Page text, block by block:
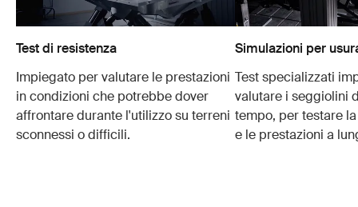
Test di resistenza
Impiegato per valutare le prestazioni
in condizioni che potrebbe dover
affrontare durante l'utilizzo su terreni
sconnessi o difficili.
Simulazioni per
Test specializzati
valutare i seggiolini
tempo, per testare
e le prestazioni a